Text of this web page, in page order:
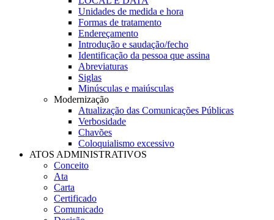
Unidades de medida e hora
Formas de tratamento
Endereçamento
Introdução e saudação/fecho
Identificação da pessoa que assina
Abreviaturas
Siglas
Minúsculas e maiúsculas
Modernização
Atualização das Comunicações Públicas
Verbosidade
Chavões
Coloquialismo excessivo
ATOS ADMINISTRATIVOS
Conceito
Ata
Carta
Certificado
Comunicado